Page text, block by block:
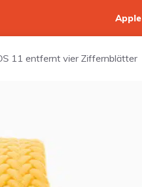
Apple
11 entfernt vier Ziffernblätter